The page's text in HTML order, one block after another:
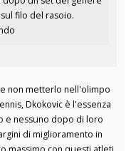
filo del rasoio.
non metterlo nell'olimpo
Dkokovic è l'essenza
e nessuno dopo di loro
di miglioramento in